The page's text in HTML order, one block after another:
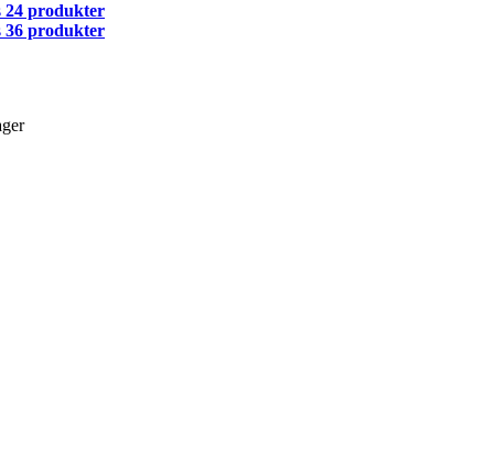
24 produkter
36 produkter